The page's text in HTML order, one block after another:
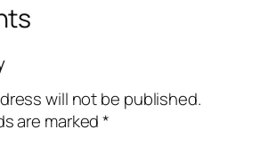
will not be published.
are marked*